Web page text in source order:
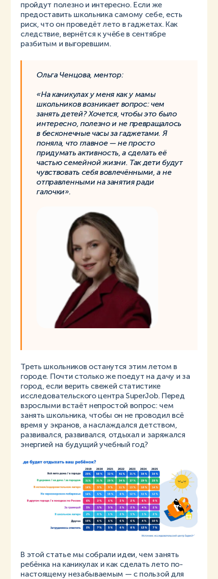
пройдут полезно и интересно. Если же
предоставить школьника самому себе, есть
риск, что он проведёт лето в гаджетах. Как
следствие, вернётся к учёбе в сентябре
разбитым и выгоревшим.
Ольга Ченцова, ментор:
«На каникулах у меня как у мамы
школьников возникает вопрос: чем
занять детей? Хочется, чтобы это было
интересно, полезно и не превращалось
в бесконечные часы за гаджетами. Я
поняла, что главное — не просто
придумать активность, а сделать её
частью семейной жизни. Так дети будут
чувствовать себя вовлечёнными, а не
отправленными на занятия ради
галочки».
Треть школьников останутся этим летом в
городе. Почти столько же поедут на дачу и за
город, если верить свежей статистике
исследовательского центра SuperJob. Перед
взрослыми встаёт непростой вопрос: чем
занять школьника, чтобы он не проводил всё
время у экранов, а наслаждался детством,
развивался, развивался, отдыхал и заряжался
энергией на будущий учебный год?
В этой статье мы собрали идеи, чем занять
ребёнка на каникулах и как сделать лето по-
настоящему незабываемым — с пользой для